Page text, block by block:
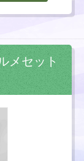
メセット